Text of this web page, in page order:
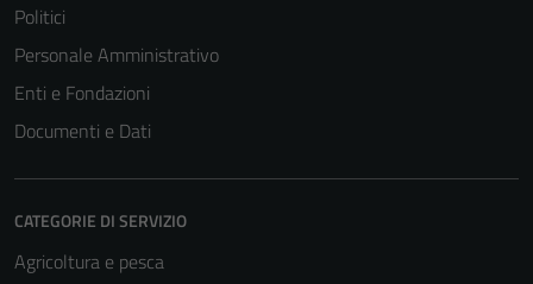
Politici
Personale Amministrativo
Enti e Fondazioni
Documenti e Dati
CATEGORIE DI SERVIZIO
Agricoltura e pesca